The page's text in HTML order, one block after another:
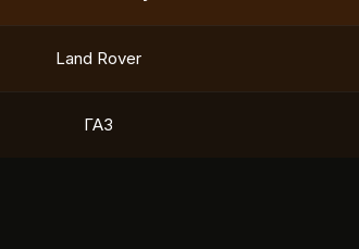
УАЗ
Toyota